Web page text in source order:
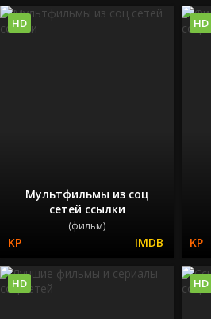
Мультфильмы из соц
сетей ссылки
(фильм)
HD HD
HD HD